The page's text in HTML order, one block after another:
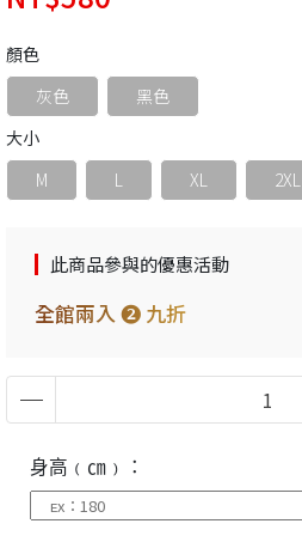
顏色
灰色
黑色
大小
M
L XL 2XL
此商品參與的優惠活動
全館兩入 ❷ 九折
身高﹙㎝﹚：